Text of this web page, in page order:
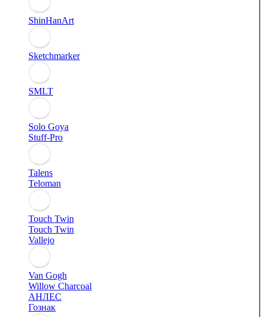
ShinHanArt
Sketchmarker
SMLT
Solo Goya
Stuff-Pro
Talens
Teloman
Touch Twin
Touch Twin
Vallejo
Van Gogh
Willow Charcoal
АНЛЕС
Гознак